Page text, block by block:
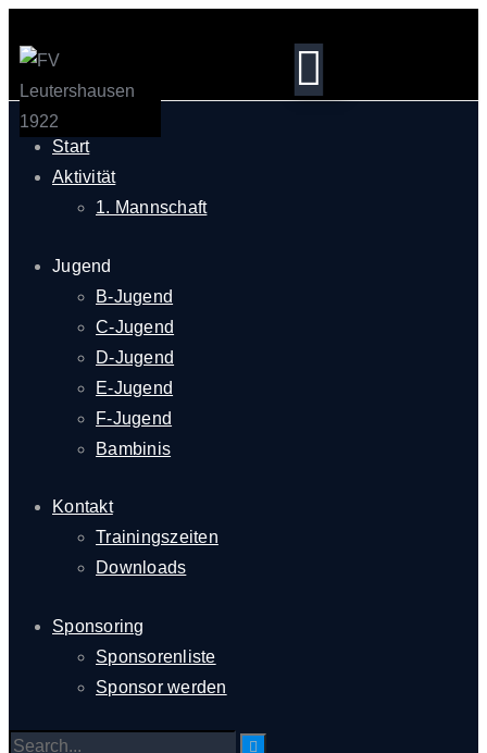
Start
Aktivität
1. Mannschaft
Jugend
B-Jugend
C-Jugend
D-Jugend
E-Jugend
F-Jugend
Bambinis
Kontakt
Trainingszeiten
Downloads
Sponsoring
Sponsorenliste
Sponsor werden